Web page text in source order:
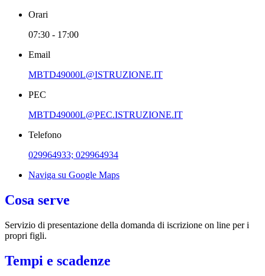
Orari
07:30 - 17:00
Email
MBTD49000L@ISTRUZIONE.IT
PEC
MBTD49000L@PEC.ISTRUZIONE.IT
Telefono
029964933; 029964934
Naviga su Google Maps
Cosa serve
Servizio di presentazione della domanda di iscrizione on line per i
propri figli.
Tempi e scadenze